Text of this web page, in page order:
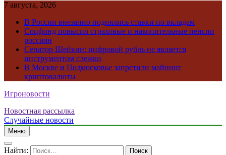
7 августа, 2026
В России внезапно поднялись ставки по вкладам
Соцфонд повысил страховые и накопительные пенсии
россиян
Сенатор Шейкин: цифровой рубль не является
инструментом слежки
В Москве и Подмосковье запретили майнинг
криптовалюты
Игроновости
Новостная рассылка
Случайные новости
Меню
Найти: